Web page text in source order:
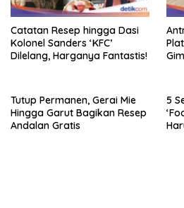
Catatan Resep hingga Dasi
Kolonel Sanders ‘KFC’
Dilelang, Harganya Fantastis!
Tutup Permanen, Gerai Mie
Hingga Garut Bagikan Resep
Andalan Gratis
5